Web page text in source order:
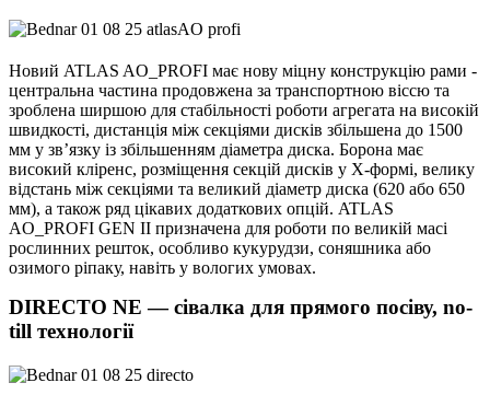
Новий ATLAS AO_PROFI має нову міцну конструкцію рами -
центральна частина продовжена за транспортною віссю та
зроблена ширшою для стабільності роботи агрегата на високій
швидкості, дистанція між секціями дисків збільшена до 1500
мм у зв’язку із збільшенням діаметра диска. Борона має
високий кліренс, розміщення секцій дисків у Х-формі, велику
відстань між секціями та великий діаметр диска (620 або 650
мм), а також ряд цікавих додаткових опцій. ATLAS
AO_PROFI GEN II призначена для роботи по великій масі
рослинних решток, особливо кукурудзи, соняшника або
озимого ріпаку, навіть у вологих умовах.
DIRECTO NE — сівалка для прямого посіву, no-
till технології